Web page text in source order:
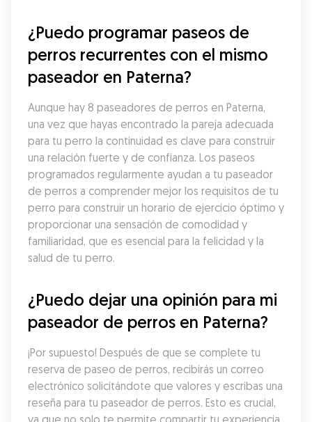
¿Puedo programar paseos de
perros recurrentes con el mismo
paseador en Paterna?
Aunque hay 8 paseadores de perros en Paterna,
una vez que hayas encontrado la pareja adecuada
para tu perro la continuidad es clave para construir
una relación fuerte y de confianza. Los paseos
programados regularmente ayudan a tu paseador
de perros a comprender mejor los requisitos de tu
perro para construir un horario de ejercicio óptimo y
proporcionar una sensación de comodidad y
familiaridad, que es esencial para la felicidad y la
salud de tu perro.
¿Puedo dejar una opinión para mi
paseador de perros en Paterna?
¡Por supuesto! Después de que se complete tu
reserva de paseo de perros, recibirás un correo
electrónico solicitándote que valores y escribas una
reseña para tu paseador de perros. Esto es crucial,
ya que no solo te permite compartir tu experiencia,